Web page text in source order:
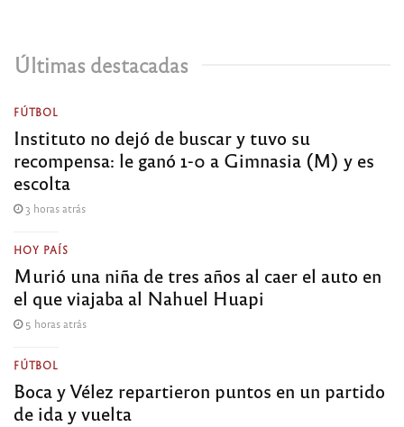
Últimas destacadas
FÚTBOL
Instituto no dejó de buscar y tuvo su
recompensa: le ganó 1-0 a Gimnasia (M) y es
escolta
3 horas atrás
HOY PAÍS
Murió una niña de tres años al caer el auto en
el que viajaba al Nahuel Huapi
5 horas atrás
FÚTBOL
Boca y Vélez repartieron puntos en un partido
de ida y vuelta